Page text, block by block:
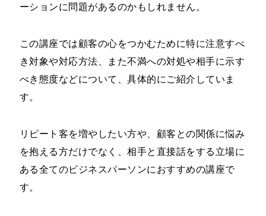
ーションに問題があるのかもしれません。
この講座では顧客の心をつかむために特に注意すべ
き対象や対応方法、また不満への対処や相手に示す
べき態度などについて、具体的にご紹介していま
す。
リピート客を増やしたい方や、顧客との関係に悩み
を抱える方だけでなく、相手と直接話をする立場に
ある全てのビジネスパーソンにおすすめの講座で
す。